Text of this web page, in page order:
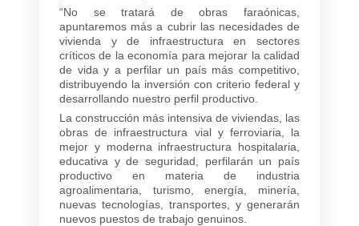
“No se tratará de obras faraónicas,
apuntaremos más a cubrir las necesidades de
vivienda y de infraestructura en sectores
críticos de la economía para mejorar la calidad
de vida y a perfilar un país más competitivo,
distribuyendo la inversión con criterio federal y
desarrollando nuestro perfil productivo.
La construcción más intensiva de viviendas, las
obras de infraestructura vial y ferroviaria, la
mejor y moderna infraestructura hospitalaria,
educativa y de seguridad, perfilarán un país
productivo en materia de industria
agroalimentaria, turismo, energía, minería,
nuevas tecnologías, transportes, y generarán
nuevos puestos de trabajo genuinos.